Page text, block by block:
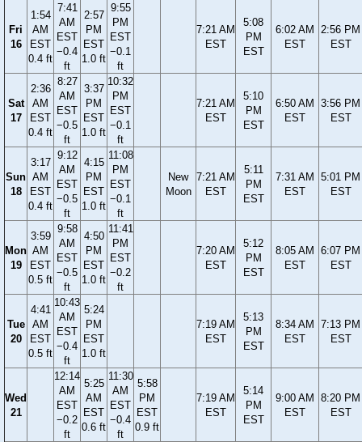
Fri
16
1:54
AM
EST
0.4 ft
7:41
AM
EST
−0.4
ft
2:57
PM
EST
1.0 ft
9:55
PM
EST
−0.1
ft
7:21 AM
EST
5:08
PM
EST
6:02 AM
EST
2:56 PM
EST
Sat
17
2:36
AM
EST
0.4 ft
8:27
AM
EST
−0.5
ft
3:37
PM
EST
1.0 ft
10:32
PM
EST
−0.1
ft
7:21 AM
EST
5:10
PM
EST
6:50 AM
EST
3:56 PM
EST
Sun
18
3:17
AM
EST
0.4 ft
9:12
AM
EST
−0.5
ft
4:15
PM
EST
1.0 ft
11:08
PM
EST
−0.1
ft
New
Moon
7:21 AM
EST
5:11
PM
EST
7:31 AM
EST
5:01 PM
EST
Mon
19
3:59
AM
EST
0.5 ft
9:58
AM
EST
−0.5
ft
4:50
PM
EST
1.0 ft
11:41
PM
EST
−0.2
ft
7:20 AM
EST
5:12
PM
EST
8:05 AM
EST
6:07 PM
EST
Tue
20
4:41
AM
EST
0.5 ft
10:43
AM
EST
−0.4
ft
5:24
PM
EST
1.0 ft
7:19 AM
EST
5:13
PM
EST
8:34 AM
EST
7:13 PM
EST
Wed
21
12:14
AM
EST
−0.2
ft
5:25
AM
EST
0.6 ft
11:30
AM
EST
−0.4
ft
5:58
PM
EST
0.9 ft
7:19 AM
EST
5:14
PM
EST
9:00 AM
EST
8:20 PM
EST